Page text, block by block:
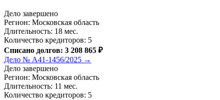
Дело завершено
Регион: Московская область
Длительность: 18 мес.
Количество кредиторов: 5
Списано долгов: 3 208 865 ₽
Дело № А41-1456/2025 →
Дело завершено
Регион: Московская область
Длительность: 11 мес.
Количество кредиторов: 5